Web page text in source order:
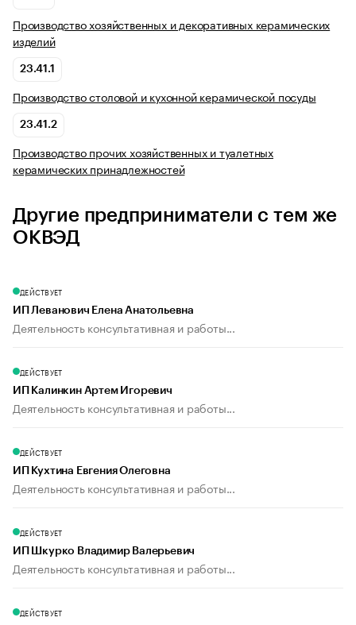
Производство хозяйственных и декоративных керамических
изделий
23.41.1
Производство столовой и кухонной керамической посуды
23.41.2
Производство прочих хозяйственных и туалетных
керамических принадлежностей
Другие предприниматели с тем же
ОКВЭД
ДЕЙСТВУЕТ
ИП Леванович Елена Анатольевна
Деятельность консультативная и работы...
ДЕЙСТВУЕТ
ИП Калинкин Артем Игоревич
Деятельность консультативная и работы...
ДЕЙСТВУЕТ
ИП Кухтина Евгения Олеговна
Деятельность консультативная и работы...
ДЕЙСТВУЕТ
ИП Шкурко Владимир Валерьевич
Деятельность консультативная и работы...
ДЕЙСТВУЕТ